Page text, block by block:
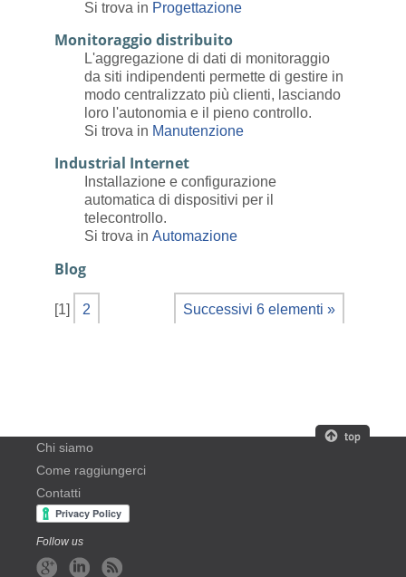
Si trova in Progettazione
Monitoraggio distribuito
L'aggregazione di dati di monitoraggio
da siti indipendenti permette di gestire in
modo centralizzato più clienti, lasciando
loro l'autonomia e il pieno controllo.
Si trova in Manutenzione
Industrial Internet
Installazione e configurazione
automatica di dispositivi per il
telecontrollo.
Si trova in Automazione
Blog
Successivi 6 elementi »
[1] 2
Chi siamo
Come raggiungerci
Contatti
Follow us